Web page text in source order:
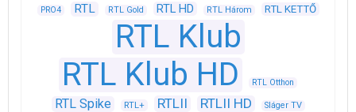
PRO4 RTL RTL Gold RTL HD RTL Három RTL KETTŐ
RTL Klub
RTL Klub HD
RTL Otthon
RTL Spike RTL+ RTLII RTLII HD Sláger TV